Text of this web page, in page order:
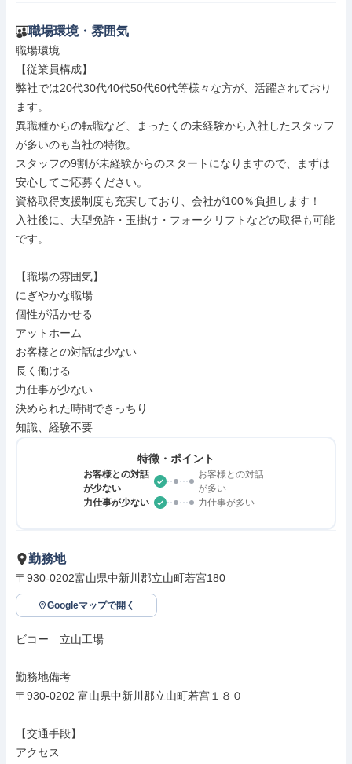
職場環境・雰囲気
職場環境
【従業員構成】
弊社では20代30代40代50代60代等様々な方が、活躍されており
ます。
異職種からの転職など、まったくの未経験から入社したスタッフ
が多いのも当社の特徴。
スタッフの9割が未経験からのスタートになりますので、まずは
安心してご応募ください。
資格取得支援制度も充実しており、会社が100％負担します！
入社後に、大型免許・玉掛け・フォークリフトなどの取得も可能
です。
【職場の雰囲気】
にぎやかな職場
個性が活かせる
アットホーム
お客様との対話は少ない
長く働ける
力仕事が少ない
決められた時間できっちり
知識、経験不要
特徴・ポイント
お客様との対話
が少ない
お客様との対話
が多い
力仕事が少ない
力仕事が多い
勤務地
〒930-0202富山県中新川郡立山町若宮180
Googleマップで開く
ビコー　立山工場
勤務地備考
〒930-0202 富山県中新川郡立山町若宮１８０
【交通手段】
アクセス